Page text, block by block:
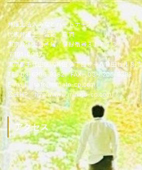
弁護士法人みなとパートナーズ
代表弁護士 佐藤 嘉寅
東京弁護士会所属 登録番号３１７７３
〒101-0047
東京都千代田区内神田２丁目５－６亀田ビル８階
TEL 03-6206-9382 FAX 03-6206-9383
E-mail sato@minato-cp.com
公式HP http://www.minato-cp.com/
アクセス